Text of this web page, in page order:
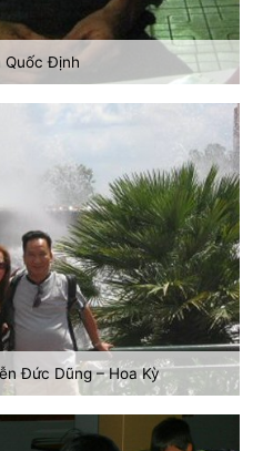
Quốc Định
Đức Dũng – Hoa Kỳ